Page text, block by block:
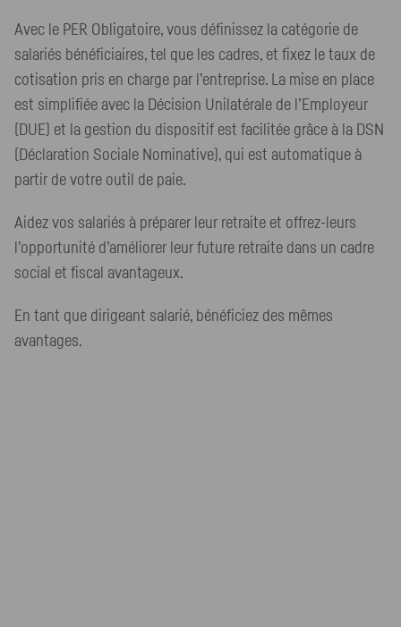
Avec le PER Obligatoire, vous définissez la catégorie de
salariés bénéficiaires, tel que les cadres, et fixez le taux de
cotisation pris en charge par l’entreprise. La mise en place
est simplifiée avec la Décision Unilatérale de l’Employeur
(DUE) et la gestion du dispositif est facilitée grâce à la DSN
(Déclaration Sociale Nominative), qui est automatique à
partir de votre outil de paie.
Aidez vos salariés à préparer leur retraite et offrez-leurs
l’opportunité d’améliorer leur future retraite dans un cadre
social et fiscal avantageux.
En tant que dirigeant salarié, bénéficiez des mêmes
avantages.